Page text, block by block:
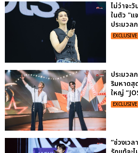
ไม่ว่าจะ
ในตัว "แ
ประมวล
EXCLUSIVE
ประมวล
ริมหาดสุ
ใหญ่
EXCLUSIVE
“ช่วงเว